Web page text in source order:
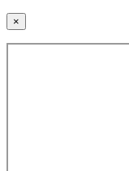
×